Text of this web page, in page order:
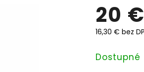
20 €
16,30 € bez
Jednotková
Dostupné